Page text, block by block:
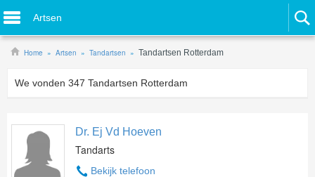
Artsen
Home Artsen Tandartsen Tandartsen Rotterdam
We vonden 347 Tandartsen Rotterdam
Dr. Ej Vd Hoeven
Tandarts
Bekijk telefoon